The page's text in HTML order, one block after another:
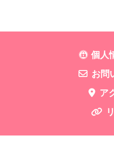
個人
お問
ア